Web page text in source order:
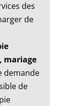
des
de
mariage
demande
de